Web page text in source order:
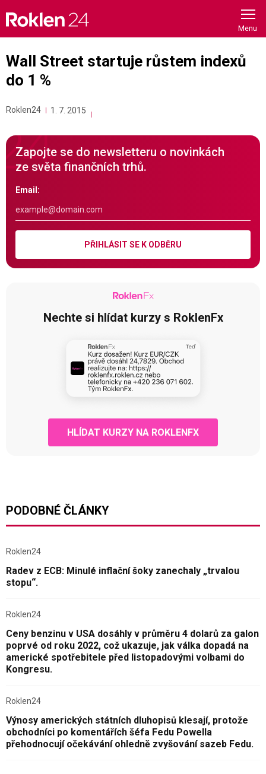
content
Wall Street startuje růstem indexů
do 1 %
Roklen24 1. 7. 2015
Zapojte se do newsletteru o novinkách
ze světa finančních trhů.
Email:
PŘIHLÁSIT SE K ODBĚRU
Nechte si hlídat kurzy s RoklenFx
HLÍDAT KURZY NA ROKLENFX
PODOBNÉ ČLÁNKY
Roklen24
Radev z ECB: Minulé inflační šoky zanechaly „trvalou
stopu“.
Roklen24
Ceny benzinu v USA dosáhly v průměru 4 dolarů za galon
poprvé od roku 2022, což ukazuje, jak válka dopadá na
americké spotřebitele před listopadovými volbami do
Kongresu.
Roklen24
Výnosy amerických státních dluhopisů klesají, protože
obchodníci po komentářích šéfa Fedu Powella
přehodnocují očekávání ohledně zvyšování sazeb Fedu.